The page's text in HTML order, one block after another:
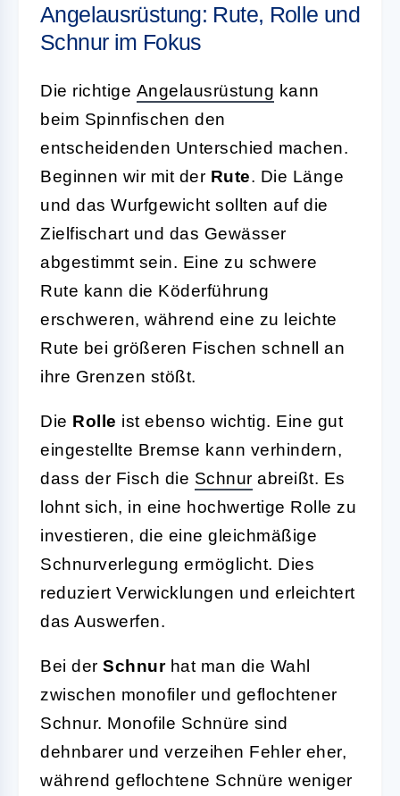
Angelausrüstung: Rute, Rolle und
Schnur im Fokus
Die richtige Angelausrüstung kann
beim Spinnfischen den
entscheidenden Unterschied machen.
Beginnen wir mit der Rute. Die Länge
und das Wurfgewicht sollten auf die
Zielfischart und das Gewässer
abgestimmt sein. Eine zu schwere
Rute kann die Köderführung
erschweren, während eine zu leichte
Rute bei größeren Fischen schnell an
ihre Grenzen stößt.
Die Rolle ist ebenso wichtig. Eine gut
eingestellte Bremse kann verhindern,
dass der Fisch die Schnur abreißt. Es
lohnt sich, in eine hochwertige Rolle zu
investieren, die eine gleichmäßige
Schnurverlegung ermöglicht. Dies
reduziert Verwicklungen und erleichtert
das Auswerfen.
Bei der Schnurhat man die Wahl
zwischen monofiler und geflochtener
Schnur. Monofile Schnüre sind
dehnbarer und verzeihen Fehler eher,
während geflochtene Schnüre weniger